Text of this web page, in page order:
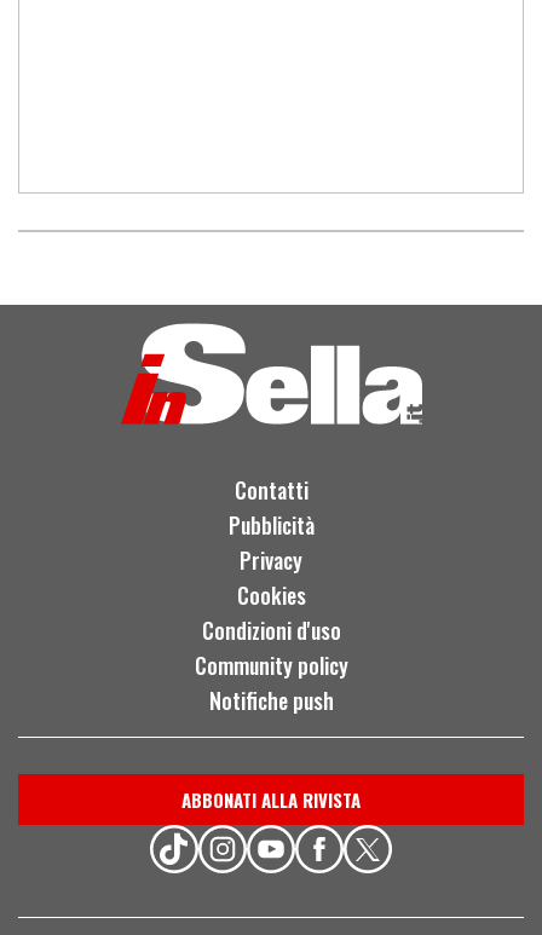
Contatti
Pubblicità
Privacy
Cookies
Condizioni d'uso
Community policy
Notifiche push
ABBONATI ALLA RIVISTA